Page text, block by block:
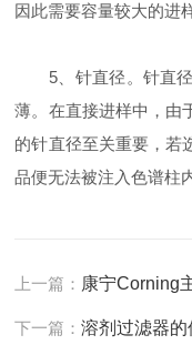
因此需要容量较大的进
5、针直径。针直径
薄。在直接进样中，由
的针直径至关重要，若
品便无法被注入色谱柱
上一篇： 康宁Corning
下一篇：溶剂过滤器的